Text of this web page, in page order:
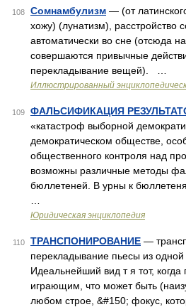
108 Сомнамбулизм — (от
хожу) (лунатизм), расстройство
автоматически во сне (отсюда
совершаются привычные
перекладывание вещей). …
Иллюстрированный
109 ФАЛЬСИФИКАЦИЯ
«катастроф выборной
демократическом обществе,
общественного контроля над
возможны различные методы
бюллетеней. В урны к
Юридическая энциклопедия
110 ТРАНСПОНИРОВАНИЕ —
перекладывание пьесы из одной
Идеальнейший вид т я тот, когда
играющим, что может быть
любом строе, &#150; фокус,